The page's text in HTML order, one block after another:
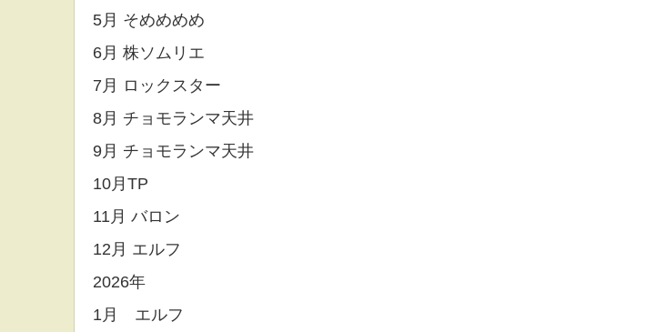
5月 そめめめめ
6月 株ソムリエ
7月 ロックスター
8月 チョモランマ天井
9月 チョモランマ天井
10月TP
11月 バロン
12月 エルフ
2026年
1月 エルフ